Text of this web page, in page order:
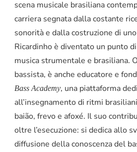
scena musicale brasiliana
carriera segnata dalla costante
sonorità e dalla costruzione di
Ricardinho è diventato un punto
musica strumentale e brasiliana.
bassista, è anche educatore e
Bass Academy, una piattaforma
all’insegnamento di ritmi
baião, frevo e afoxé. Il suo
oltre l’esecuzione: si dedica allo
diffusione della conoscenza del